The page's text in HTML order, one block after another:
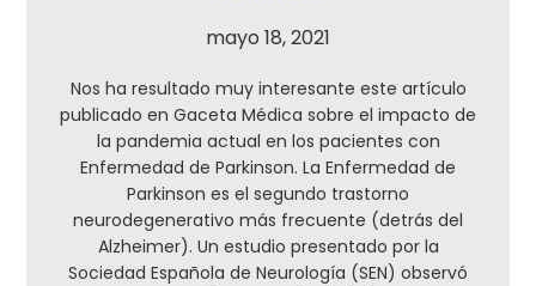
mayo 18, 2021
Nos ha resultado muy interesante este artículo
publicado en Gaceta Médica sobre el impacto de
la pandemia actual en los pacientes con
Enfermedad de Parkinson. La Enfermedad de
Parkinson es el segundo trastorno
neurodegenerativo más frecuente (detrás del
Alzheimer). Un estudio presentado por la
Sociedad Española de Neurología (SEN) observó